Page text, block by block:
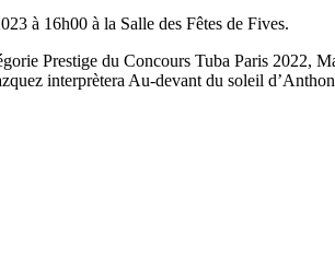
à 16h00 à la Salle des Fêtes de Fives.
Prestige du Concours Tuba Paris 2022,
interprètera Au-devant du soleil